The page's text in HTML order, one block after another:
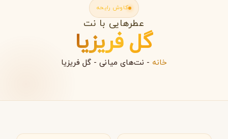
کاوش رایحه
عطرهایی با نت
گل فریزیا
خانه - نت‌های میانی - گل فریزیا